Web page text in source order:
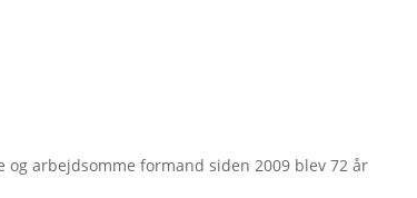
arbejdsomme formand siden 2009 blev 72 år